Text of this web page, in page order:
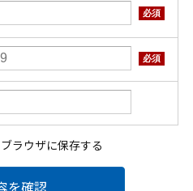
必須
必須
ラウザに保存する